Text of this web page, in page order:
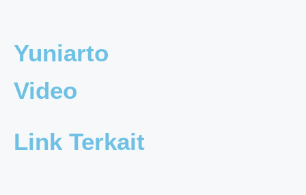
Yuniarto
Video
Link Terkait